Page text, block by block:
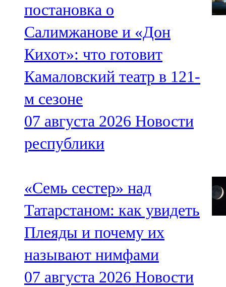
постановка о
Салимжанове и «Дон
Кихот»: что готовит
Камаловский театр в 121-
м сезоне
07 августа 2026 Новости
республики
«Семь сестер» над
Татарстаном: как увидеть
Плеяды и почему их
называют нимфами
07 августа 2026 Новости